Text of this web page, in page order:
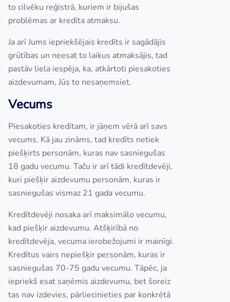
to cilvēku reģistrā, kuriem ir bijušas
problēmas ar kredīta atmaksu.
Ja arī Jums iepriekšējais kredīts ir sagādājis
grūtības un neesat to laikus atmaksājis, tad
pastāv liela iespēja, ka, atkārtoti piesakoties
aizdevumam, Jūs to nesaņemsiet.
Vecums
Piesakoties kredītam, ir jāņem vērā arī savs
vecums. Kā jau zināms, tad kredīts netiek
piešķirts personām, kuras nav sasniegušas
18 gadu vecumu. Taču ir arī tādi kredītdevēji,
kuri piešķir aizdevumu personām, kuras ir
sasniegušas vismaz 21 gada vecumu.
Kredītdevēji nosaka arī maksimālo vecumu,
kad piešķir aizdevumu. Atšķirībā no
kredītdevēja, vecuma ierobežojumi ir mainīgi.
Kredītus vairs nepiešķir personām, kuras ir
sasniegušas 70-75 gadu vecumu. Tāpēc, ja
iepriekš esat saņēmis aizdevumu, bet šoreiz
tas nav izdevies, pārliecinieties par konkrētā